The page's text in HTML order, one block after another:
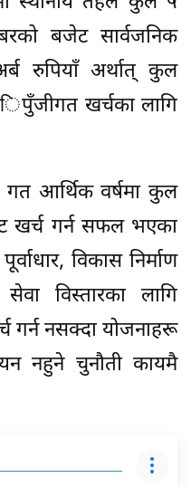
बजेट सार्वजनिक
रुपियाँ अर्थात् कुल
खर्चका लागि
आर्थिक वर्षमा कुल
खर्च गर्न सफल भएका
विकास निर्माण
विस्तारका लागि
गर्न नसक्दा योजनाहरू
नहुने चुनौती कायमै